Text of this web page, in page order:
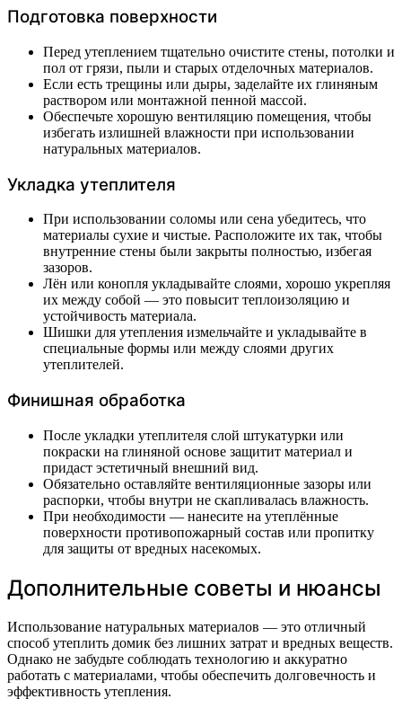
Подготовка поверхности
Перед утеплением тщательно очистите стены, потолки и
пол от грязи, пыли и старых отделочных материалов.
Если есть трещины или дыры, заделайте их глиняным
раствором или монтажной пенной массой.
Обеспечьте хорошую вентиляцию помещения, чтобы
избегать излишней влажности при использовании
натуральных материалов.
Укладка утеплителя
При использовании соломы или сена убедитесь, что
материалы сухие и чистые. Расположите их так, чтобы
внутренние стены были закрыты полностью, избегая
зазоров.
Лён или конопля укладывайте слоями, хорошо укрепляя
их между собой — это повысит теплоизоляцию и
устойчивость материала.
Шишки для утепления измельчайте и укладывайте в
специальные формы или между слоями других
утеплителей.
Финишная обработка
После укладки утеплителя слой штукатурки или
покраски на глиняной основе защитит материал и
придаст эстетичный внешний вид.
Обязательно оставляйте вентиляционные зазоры или
распорки, чтобы внутри не скапливалась влажность.
При необходимости — нанесите на утеплённые
поверхности противопожарный состав или пропитку
для защиты от вредных насекомых.
Дополнительные советы и нюансы
Использование натуральных материалов — это отличный
способ утеплить домик без лишних затрат и вредных веществ.
Однако не забудьте соблюдать технологию и аккуратно
работать с материалами, чтобы обеспечить долговечность и
эффективность утепления.